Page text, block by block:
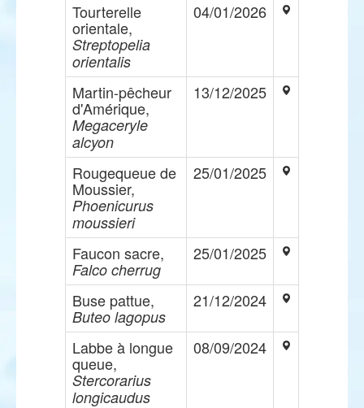
Tourterelle
orientale,
Streptopelia
orientalis
04/01/2026
Martin-pêcheur
d'Amérique,
Megaceryle
alcyon
13/12/2025
Rougequeue de
Moussier,
Phoenicurus
moussieri
25/01/2025
Faucon sacre,
Falco cherrug
25/01/2025
Buse pattue,
Buteo lagopus
21/12/2024
Labbe à longue
queue,
Stercorarius
longicaudus
08/09/2024